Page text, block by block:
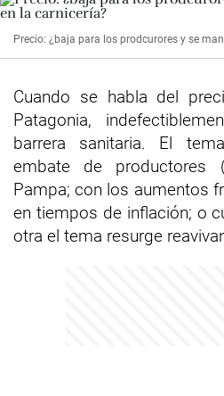
Precio: ¿baja para los prodcurores y se
Cuando se habla del
Patagonia,
barrera sanitaria. El
embate de
Pampa; con los aumentos
en tiempos de inflación; o
otra el tema resurge